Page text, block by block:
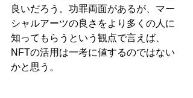
良いだろう。功罪両面があるが、マー
シャルアーツの良さをより多くの人に
知ってもらうという観点で言えば、
NFTの活用は一考に値するのではない
かと思う。